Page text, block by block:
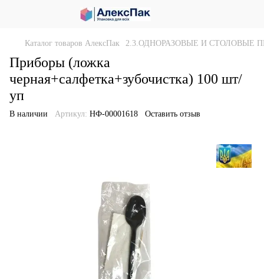
Каталог товаров АлексПак 2.3.ОДНОРАЗОВЫЕ И СТОЛОВЫЕ
Приборы (ложка
черная+салфетка+зубочистка) 100 шт/
уп
В наличии Артикул: НФ-00001618 Оставить отзыв